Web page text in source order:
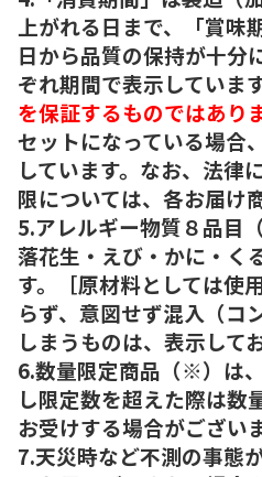
上がれる日まで、「賞味
日から品質の保持が十分
ぞれ期間で表示しています
を保証するものではあり
セットになっている場合
しています。なお、法律
限については、各お届け
5.アレルギー物質８品目
落花生・えび・かに・く
す。［原材料としては使
らず、意図せず混入（コ
しまうものは、表示して
6.数量限定商品（※）は
し限定数を超えた際は数
お受けする場合がございま
7.天災時など不測の事態